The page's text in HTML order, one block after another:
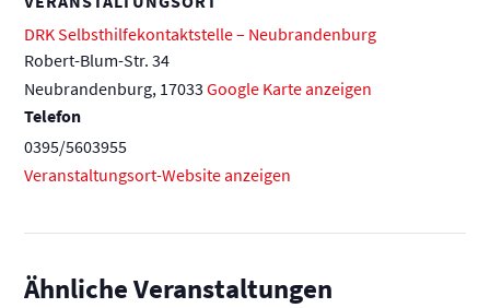
DRK Selbsthilfekontaktstelle – Neubrandenburg
Robert-Blum-Str. 34
Neubrandenburg, 17033 Google Karte anzeigen
Telefon
0395/5603955
Veranstaltungsort-Website anzeigen
Ähnliche Veranstaltungen